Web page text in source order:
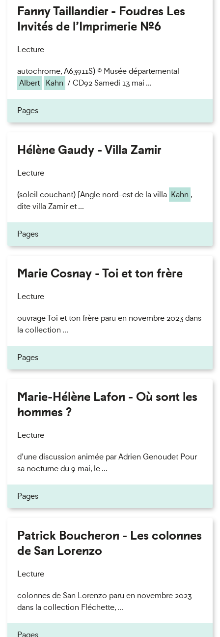
Fanny Taillandier - Foudres Les
Invités de l’Imprimerie n°6
Lecture
autochrome, A63911S) © Musée départemental
Albert
Kahn / CD92 Samedi 13 mai ...
Pages
Hélène Gaudy - Villa Zamir
Lecture
(soleil couchant) [Angle nord-est de la villa Kahn ,
dite villa Zamir et ...
Pages
Marie Cosnay - Toi et ton frère
Lecture
ouvrage Toi et ton frère paru en novembre 2023 dans
la collection ...
Pages
Marie-Hélène Lafon - Où sont les
hommes ?
Lecture
d’une discussion animée par Adrien Genoudet Pour
sa nocturne du 9 mai, le ...
Pages
Patrick Boucheron - Les colonnes
de San Lorenzo
Lecture
colonnes de San Lorenzo paru en novembre 2023
dans la collection Fléchette, ...
Pages